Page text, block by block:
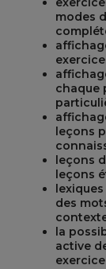
modes
chaque
leçons
leçons
leçons
des
la
active